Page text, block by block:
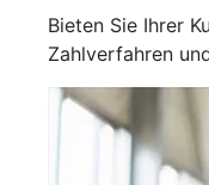
Bieten Sie Ihrer
Zahlverfahren